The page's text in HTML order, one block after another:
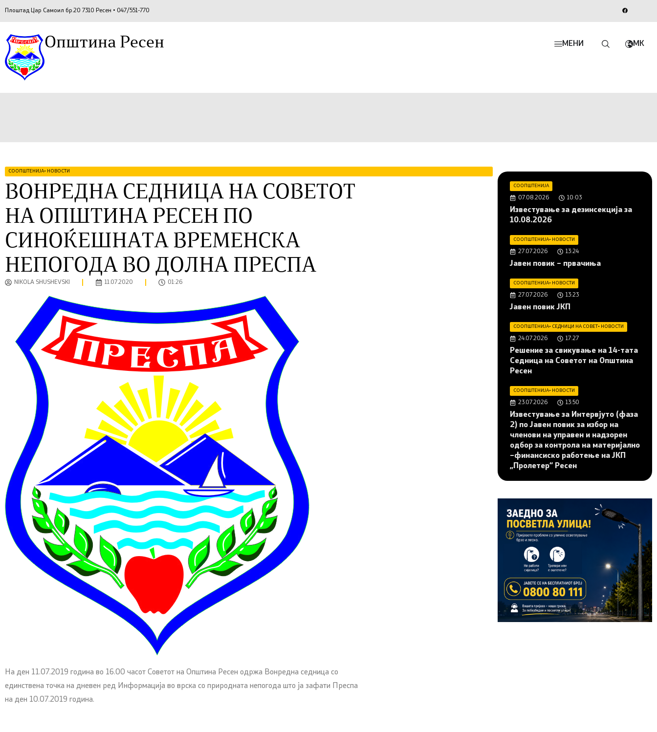
Плоштад Цар Самоил бр.20 7310 Ресен • 047/551-770
Општина Ресен МЕНИ MK
СООПШТЕНИЈА• НОВОСТИ
ВОНРЕДНА СЕДНИЦА НА СОВЕТОТ
НА ОПШТИНА РЕСЕН ПО
СИНОЌЕШНАТА ВРЕМЕНСКА
НЕПОГОДА ВО ДОЛНА ПРЕСПА
NIKOLA SHUSHEVSKI 11.07.2020 01:26
На ден 11.07.2019 година во 16.00 часот Советот на Општина Ресен одржа Вонредна седница со
единствена точка на дневен ред Информација во врска со природната непогода што ја зафати Преспа
на ден 10.07.2019 година.
СООПШТЕНИЈА
07.08.2026 10:03
Известување за дезинсекција за
10.08.2026
СООПШТЕНИЈА• НОВОСТИ
27.07.2026 13:24
Јавен повик – првачиња
СООПШТЕНИЈА• НОВОСТИ
27.07.2026 13:23
Јавен повик ЈКП
СООПШТЕНИЈА• СЕДНИЦИ НА СОВЕТ• НОВОСТИ
24.07.2026 17:27
Решение за свикување на 14-тата
Седница на Советот на Општина
Ресен
СООПШТЕНИЈА• НОВОСТИ
23.07.2026 13:50
Известување за Интервјуто (фаза
2) по Јавен повик за избор на
членови на управен и надзорен
одбор за контрола на материјално
–финансиско работење на ЈКП
„Пролетер“ Ресен